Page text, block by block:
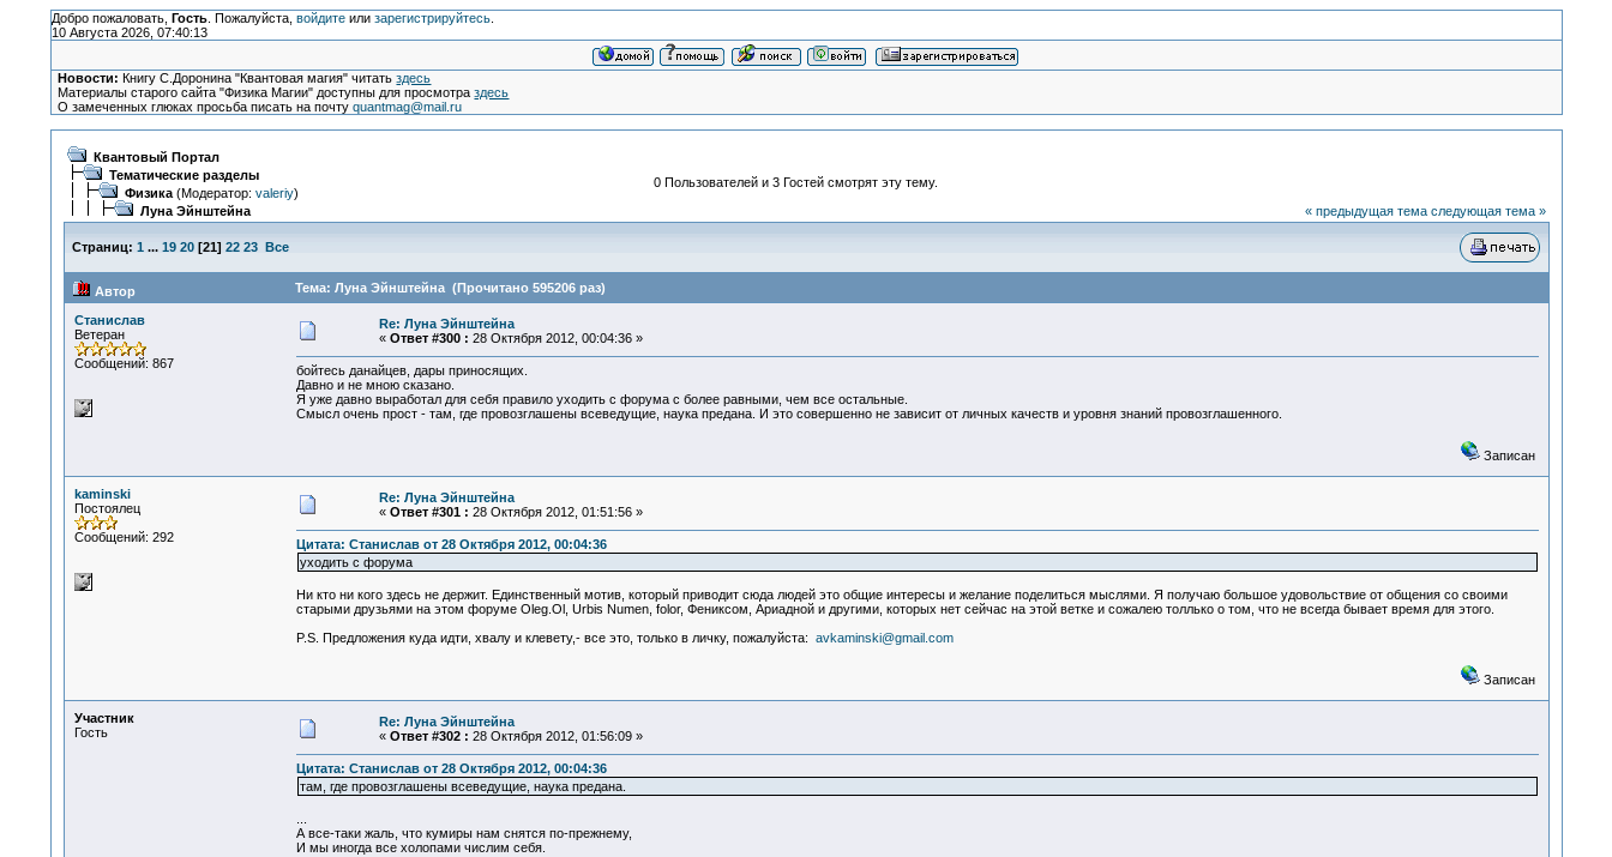
Добро пожаловать, Гость. Пожалуйста, войдитеили зарегистрируйтесь.
10 Августа 2026, 07:40:13
Новости: Книгу С.Доронина "Квантовая магия" читатьздесь
Материалы старого сайта "Физика Магии" доступны для просмотраздесь
О замеченных глюках просьба писать на почтуquantmag@mail.ru
Квантовый Портал
Тематические разделы
Физика(Модератор: valeriy)
Луна Эйнштейна
0 Пользователей и 3 Гостей смотрят эту тему.
« предыдущая тема следующая тема »
Страниц: 1 ... 19 20[21] 22 23 Все
Автор Тема: Луна Эйнштейна (Прочитано 595206 раз)
Станислав
Ветеран
Сообщений: 867
Re: Луна Эйнштейна
« Ответ #300 : 28 Октября 2012, 00:04:36 »
бойтесь данайцев, дары приносящих.
Давно и не мною сказано.
Я уже давно выработал для себя правило уходить с форума с более равными, чем все остальные.
Смысл очень прост - там, где провозглашены всеведущие, наука предана. И это совершенно не зависит от личных качеств и уровня знаний провозглашенного.
Записан
kaminski
Постоялец
Сообщений: 292
Re: Луна Эйнштейна
« Ответ #301 : 28 Октября 2012, 01:51:56 »
Цитата: Станислав от 28 Октября 2012, 00:04:36
уходить с форума
Ни кто ни кого здесь не держит. Единственный мотив, который приводит сюда людей это общие интересы и желание поделиться мыслями. Я получаю большое удовольствие от общения со своими
старыми друзьями на этом форуме Oleg.Ol, Urbis Numen, folor, Фениксом, Ариадной и другими, которых нет сейчас на этой ветке и сожалею толлько о том, что не всегда бывает время для этого.
P.S. Предложения куда идти, хвалу и клевету,- все это, только в личку, пожалуйста: avkaminski@gmail.com
Записан
Участник
Гость
Re: Луна Эйнштейна
« Ответ #302 : 28 Октября 2012, 01:56:09 »
Цитата: Станислав от 28 Октября 2012, 00:04:36
там, где провозглашены всеведущие, наука предана.
А все-таки жаль, что кумиры нам снятся по-прежнему,
И мы иногда все холопами числим себя.